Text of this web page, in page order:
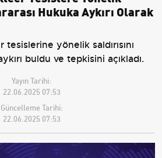
Hukuka Aykırı Olarak
yönelik saldırısını
buldu ve tepkisini açıkladı.
Yayın Tarihi:
22.06.2025 07:53
Güncelleme Tarihi:
22.06.2025 07:53